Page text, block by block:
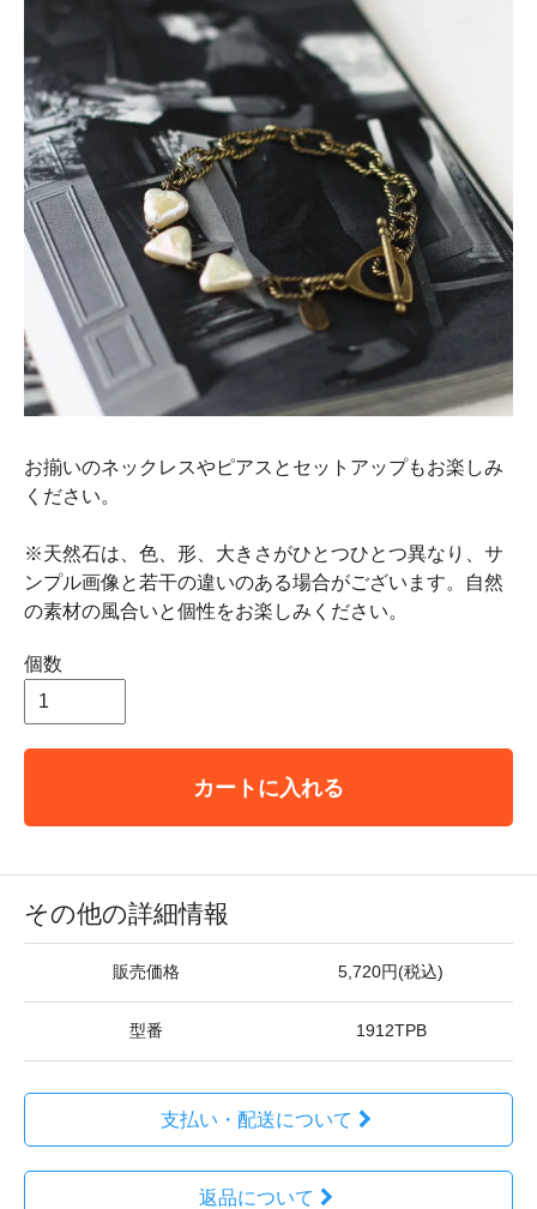
お揃いのネックレスやピアスとセットアップもお楽しみ
ください。
※天然石は、色、形、大きさがひとつひとつ異なり、サ
ンプル画像と若干の違いのある場合がございます。自然
の素材の風合いと個性をお楽しみください。
個数
カートに入れる
その他の詳細情報
販売価格 5,720円(税込)
型番 1912TPB
支払い・配送について
返品について